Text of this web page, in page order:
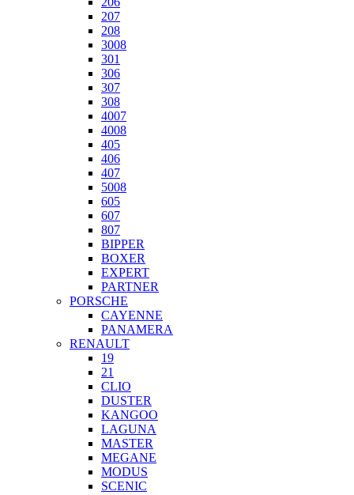
207
208
3008
301
306
307
308
4007
4008
405
406
407
5008
605
607
807
BIPPER
BOXER
EXPERT
PARTNER
PORSCHE
CAYENNE
PANAMERA
RENAULT
19
21
CLIO
DUSTER
KANGOO
LAGUNA
MASTER
MEGANE
MODUS
SCENIC